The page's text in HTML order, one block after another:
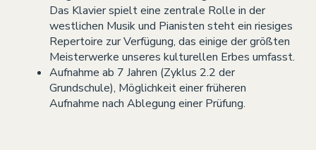
Das Klavier spielt eine zentrale Rolle in der
westlichen Musik und Pianisten steht ein riesiges
Repertoire zur Verfügung, das einige der größten
Meisterwerke unseres kulturellen Erbes umfasst.
Aufnahme ab 7 Jahren (Zyklus 2.2 der
Grundschule), Möglichkeit einer früheren
Aufnahme nach Ablegung einer Prüfung.